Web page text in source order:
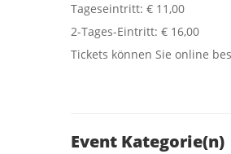
Tageseintritt: € 11,00
2-Tages-Eintritt: € 16,00
Tickets können Sie online
Event Kategorie(n)